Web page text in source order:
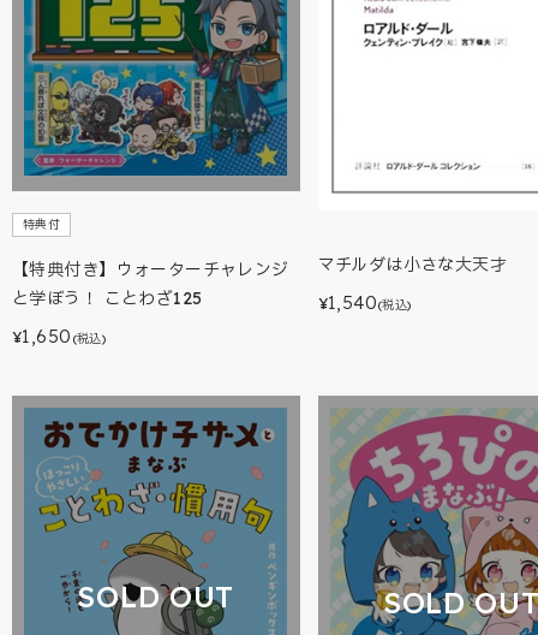
特典付
【特典付き】ウォーターチャレンジ
と学ぼう！ ことわざ125
¥1,650 (税込)
マチルダは小さな大天才
¥1,540(税込)
SOLD OUT SOLD